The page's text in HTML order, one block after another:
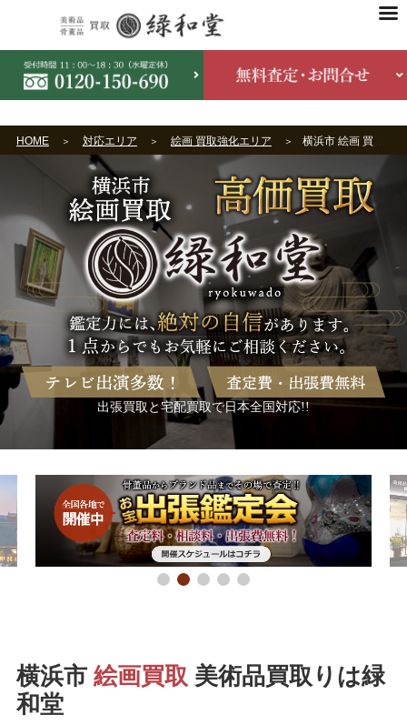
HOME 対応エリア 絵画 買取強化エリア 横浜市 絵画 買取
出張買取と宅配買取で日本全国対応!!
横浜市 絵画買取 美術品買取りは緑
和堂